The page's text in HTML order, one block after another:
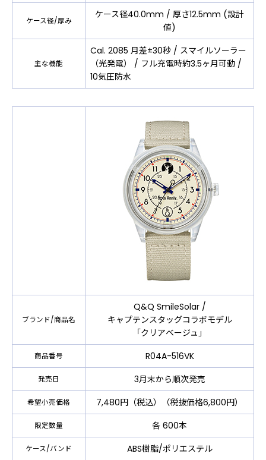
ケース径/厚み
ケース径40.0mm / 厚さ12.5mm (設計
値)
主な機能
Cal. 2085 月差±30秒 / スマイルソーラー
（光発電） / フル充電時約3.5ヶ月可動 /
10気圧防水
ブランド/商品名
Q&Q SmileSolar /
キャプテンスタッグコラボモデル
「クリアベージュ」
商品番号 R04A-516VK
発売日 3月末から順次発売
希望小売価格 7,480円（税込）（税抜価格6,800円）
限定数量 各 600本
ケース/バンド ABS樹脂/ポリエステル